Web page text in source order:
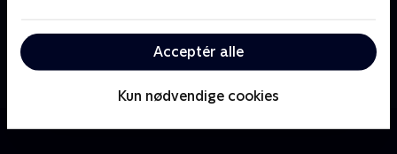
Acceptér alle
Kun nødvendige cookies
Lykken er - at finde en at dele landmandslivet med.
Vil det lykkes? Følg de danske landmænd og –